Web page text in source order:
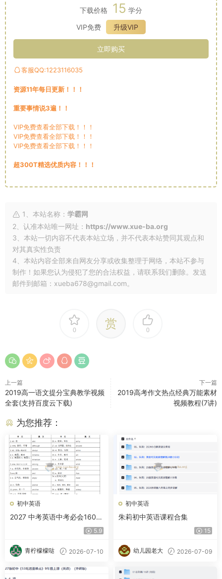
下载价格 15 学分
VIP免费
升级VIP
立即购买
客服QQ:1223116035
资源11年每日更新！！！
重要事情说3遍！！
VIP免费查看全部下载！！！
VIP免费查看全部下载！！！
VIP免费查看全部下载！！！
超300T精选优质内容！！！
1、本站名称： 学霸网
2、认准本站唯一网址： https://www.xue-ba.org
3、本站一切内容不代表本站立场，并不代表本站赞同其观点和
对其真实性负责
4、本站内容全部来自网友分享或收集整理于网络，本站不参与
制作！如果您认为侵犯了您的合法权益，请联系我们删除。发送
邮件到邮箱：xueba678@gmail.com。
0 赏 0
上一篇
2019高一语文提分宝典教学视频
全套(支持百度云下载)
下一篇
2019高考作文热点经典万能素材
视频教程(7讲)
为您推荐：
初中英语
2027 中考英语中考必会1600
5.9
青柠檬檬哒 2026-07-10
初中英语
朱莉初中英语课程合集
15
幼儿园老大 2026-07-09